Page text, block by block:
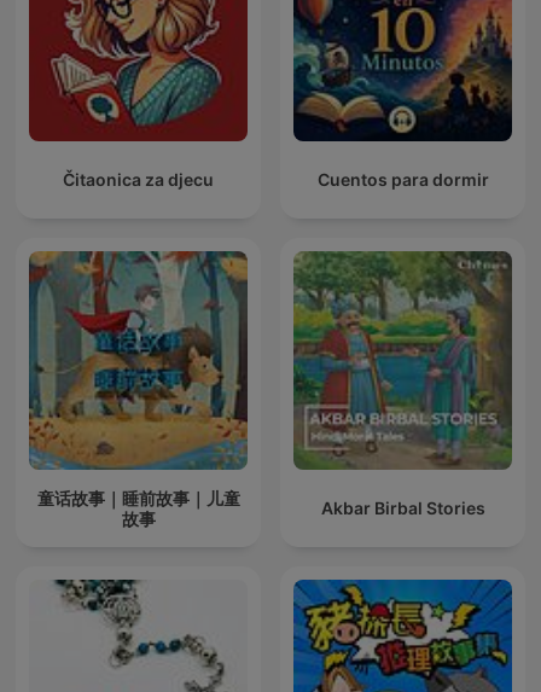
Čitaonica za djecu Cuentos para dormir
童话故事｜睡前故事｜儿童
故事
Akbar Birbal Stories